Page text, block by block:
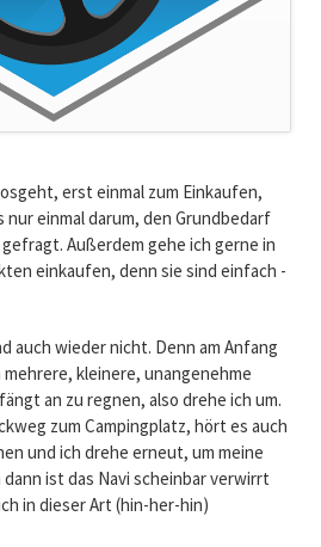
erst einmal zum Einkaufen,
nur einmal darum, den Grundbedarf
Außerdem gehe ich gerne in
einkaufen, denn sie sind einfach -
auch wieder nicht. Denn am Anfang
kleinere, unangenehme
an zu regnen, also drehe ich um.
zum Campingplatz, hört es auch
und ich drehe erneut, um meine
ist das Navi scheinbar verwirrt
in dieser Art (hin-her-hin)